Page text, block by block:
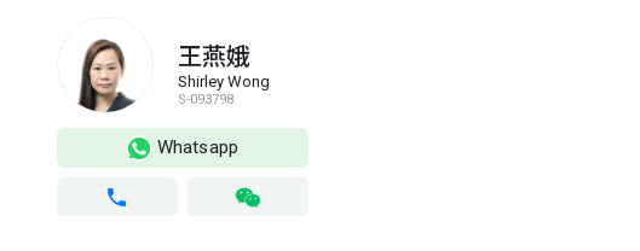
王燕娥
Shirley Wong
S-093798
Whatsapp